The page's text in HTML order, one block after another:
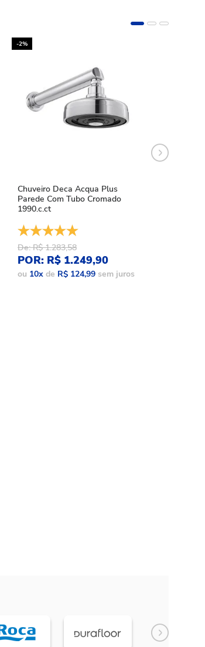
-2%
Chuveiro Deca Acqua Plus
Parede Com Tubo Cromado
1990.c.ct
De: R$ 1.283,58
POR: R$ 1.249,90
ou 10x de R$ 124,99 sem juros